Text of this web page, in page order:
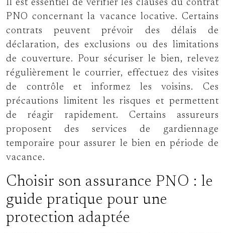
Il est essentiel de vérifier les clauses du contrat
PNO concernant la vacance locative. Certains
contrats peuvent prévoir des délais de
déclaration, des exclusions ou des limitations
de couverture. Pour sécuriser le bien, relevez
régulièrement le courrier, effectuez des visites
de contrôle et informez les voisins. Ces
précautions limitent les risques et permettent
de réagir rapidement. Certains assureurs
proposent des services de gardiennage
temporaire pour assurer le bien en période de
vacance.
Choisir son assurance PNO : le
guide pratique pour une
protection adaptée